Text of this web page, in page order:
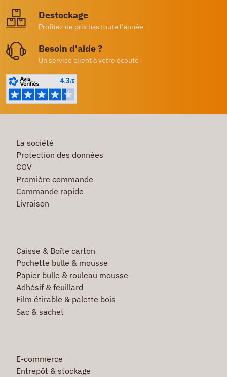
Destockage
Profitez de prix bas toute l’année
Besoin d'aide ?
Un service client à votre écoute
La société
Protection des données
CGV
Première commande
Commande rapide
Livraison
Caisse & Boîte carton
Pochette bulle & mousse
Papier bulle & rouleau mousse
Adhésif & feuillard
Film étirable & palette bois
Sac & sachet
E-commerce
Entrepôt & stockage